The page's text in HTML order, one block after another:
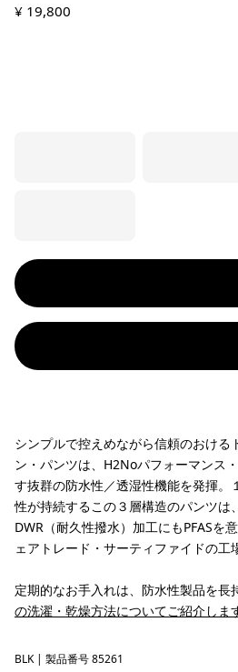
¥ 19,800
シンプルで控えめながら信頼のおける
ン・パンツは、H2Noパフォーマンス
す抜群の防水性／透湿性機能を発揮。
性が持続するこの３層構造のパンツは
DWR（耐久性撥水）加工にもPFASを
ェアトレード・サーティファイドの工
定期的なお手入れは、防水性製品を長
の洗濯・乾燥方法についてご紹介しま
Black
BLK | 製品番号 85261